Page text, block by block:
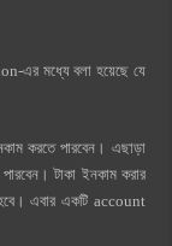
মধ্যে বলা হয়েছে যে
করতে পারবেন। এছাড়া
টাকা ইনকাম করার
এবার একটি account